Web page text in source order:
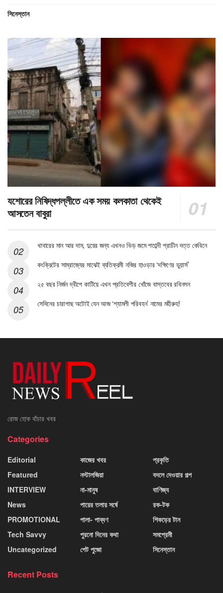
সিনেস্তান
যশোরের নিষিদ্ধপল্লীতে এক সময় কলকাতা থেকেই
আসতেন বাবুরা
খাবারের মান আর দাম, দুয়ের জন্য এখনও ভিড় জমে শতাব্দী প্রাচীন দত্ত কেবিনে
কংক্রিটের সাম্রাজ্যের মাঝেই ব্যতিক্রমী নজির হাওড়ার ‘দক্ষিণের ডুয়ার্স’
২৫ বছর নির্জন দ্বীপে কাটিয়ে এখন প্রতিবেশীর খোঁজে বাস্তবের রবিনসন
সেদিনের চারাগাছ অটোই যেন আজ ‘শ্যামলী পরিবহন’ নামের মহীরুহ!
রোজ হোক বাঁচার খবর
Categories
Editorial
Featured
INTERVIEW
News
PROMOTIONAL
Tech Savvy
Uncategorized
কাজের খবর
নস্টালজিয়া
না-মানুষ
পায়ের তলায় সর্ষে
পালা- পাব্বণ
পুরনো দিনের কথা
পেট পুজো
প্রকৃতি
বদলে দেওয়ার গল্প
বাণিজ্য
রক-টক
শিকড়ের টান
সমপ্রেমী
সিনেস্তান
Recent Posts